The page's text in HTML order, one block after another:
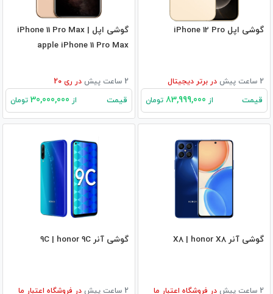
گوشی اپل iPhone 12 Pro
2 ساعت پیش در برتر دیجیتال
قیمت از تومان
گوشی اپل iPhone 11 Pro Max |
apple iPhone 11 Pro Max
2 ساعت پیش در ری 20
قیمت از تومان
گوشی آنر X8 | honor X8
2 ساعت پیش در فروشگاه اعتبار ما
گوشی آنر 9C | honor 9C
2 ساعت پیش در فروشگاه اعتبار ما